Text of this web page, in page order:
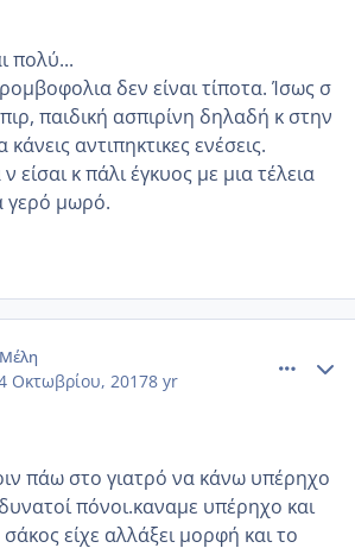
πολύ...
δεν είναι τίποτα. Ίσως σ
παιδική ασπιρίνη δηλαδή κ στην
αντιπηκτικες ενέσεις.
είσαι κ πάλι έγκυος με μια τέλεια
γερό μωρό.
Μέλη
Οκτωβρίου, 20178 yr
πάω στο γιατρό να κάνω υπέρηχο
πόνοι.καναμε υπέρηχο και
είχε αλλάξει μορφή και το